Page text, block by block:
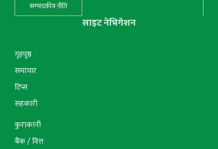
सम्पादकीय नीति
साइट नेभिगेशन
गृहपृष्ठ
समाचार
टिप्स
सहकारी
कुराकानी
बैंक / वित्त